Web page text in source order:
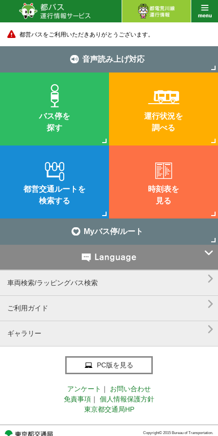
都営バスをご利用いただきありがとうございます。
音声読み上げ対応
バス停を
探す
運行状況を
調べる
都営交通ルートを
検索する
時刻表を
見る
Myバス停/ルート

車両検索/ラッピングバス検索 
ご利用ガイド 
ギャラリー 
PC版を見る
アンケート ｜
お問い合わせ
免責事項 ｜
個人情報保護方針
東京都交通局HP
Copyright© 2015 Bureau of Transportation.